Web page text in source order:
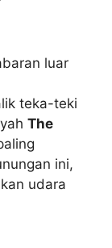
luar
teka-teki
The
ini,
udara